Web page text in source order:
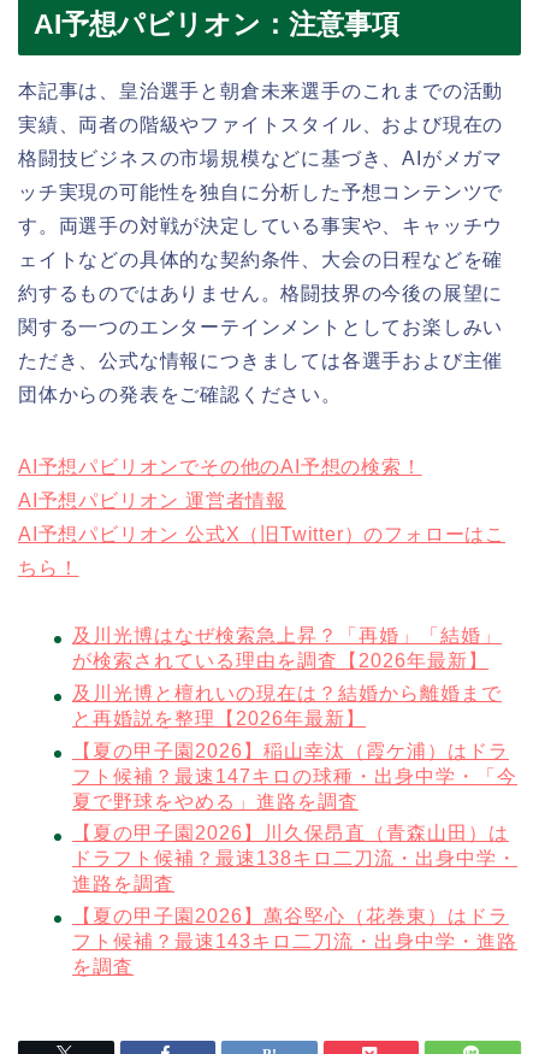
AI予想パビリオン：注意事項
本記事は、皇治選手と朝倉未来選手のこれまでの活動
実績、両者の階級やファイトスタイル、および現在の
格闘技ビジネスの市場規模などに基づき、AIがメガマ
ッチ実現の可能性を独自に分析した予想コンテンツで
す。両選手の対戦が決定している事実や、キャッチウ
ェイトなどの具体的な契約条件、大会の日程などを確
約するものではありません。格闘技界の今後の展望に
関する一つのエンターテインメントとしてお楽しみい
ただき、公式な情報につきましては各選手および主催
団体からの発表をご確認ください。
AI予想パビリオンでその他のAI予想の検索！
AI予想パビリオン 運営者情報
AI予想パビリオン 公式X（旧Twitter）のフォローはこ
ちら！
及川光博はなぜ検索急上昇？「再婚」「結婚」
が検索されている理由を調査【2026年最新】
及川光博と檀れいの現在は？結婚から離婚まで
と再婚説を整理【2026年最新】
【夏の甲子園2026】稲山幸汰（霞ケ浦）はドラ
フト候補？最速147キロの球種・出身中学・「今
夏で野球をやめる」進路を調査
【夏の甲子園2026】川久保昂直（青森山田）は
ドラフト候補？最速138キロ二刀流・出身中学・
進路を調査
【夏の甲子園2026】萬谷堅心（花巻東）はドラ
フト候補？最速143キロ二刀流・出身中学・進路
を調査